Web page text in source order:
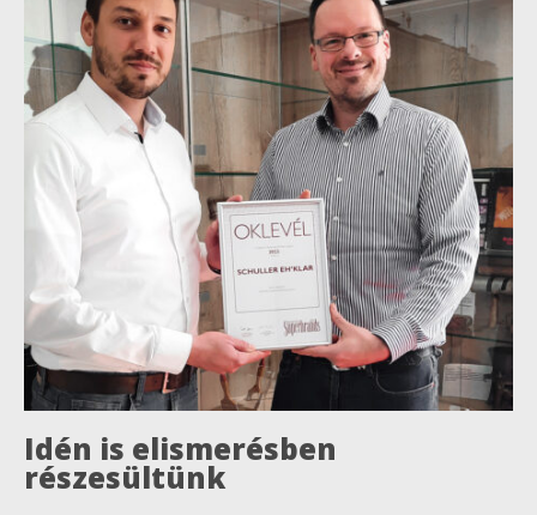
Idén is elismerésben
részesültünk